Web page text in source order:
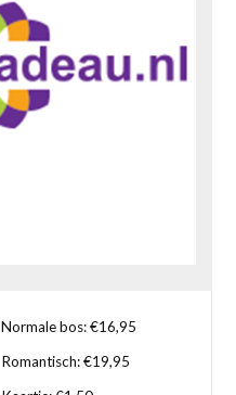
Normale bos: €16,95
Romantisch: €19,95